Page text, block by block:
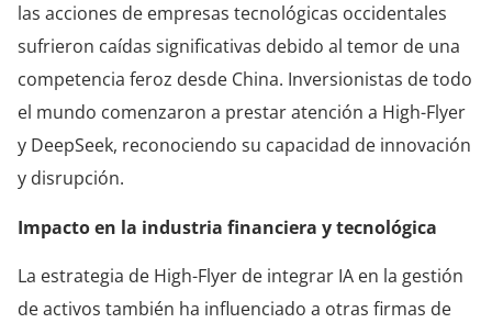
las acciones de empresas tecnológicas occidentales
sufrieron caídas significativas debido al temor de una
competencia feroz desde China. Inversionistas de todo
el mundo comenzaron a prestar atención a High-Flyer
y DeepSeek, reconociendo su capacidad de innovación
y disrupción.
Impacto en la industria financiera y tecnológica
La estrategia de High-Flyer de integrar IA en la gestión
de activos también ha influenciado a otras firmas de